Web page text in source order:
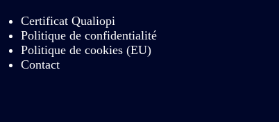
Certificat Qualiopi
Politique de confidentialité
Politique de cookies (EU)
Contact